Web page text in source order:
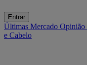
Entrar
Últimas Mercado Opinião
e Cabelo